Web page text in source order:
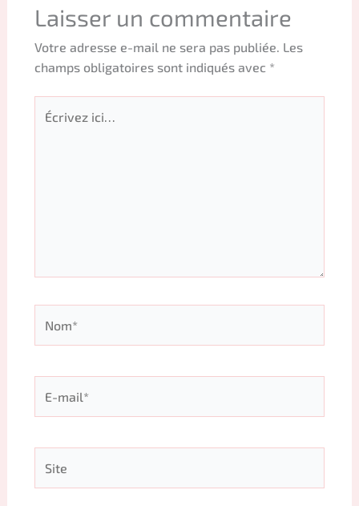
Laisser un commentaire
Votre adresse e-mail ne sera pas publiée. Les
champs obligatoires sont indiqués avec *
ici…
mail*